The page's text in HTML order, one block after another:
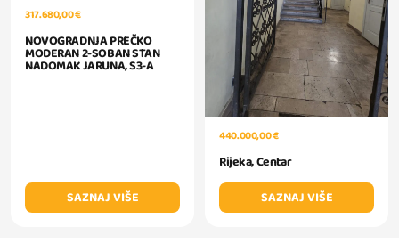
317.680,00 €
NOVOGRADNJA PREČKO
MODERAN 2-SOBAN STAN
NADOMAK JARUNA, S3-A
SAZNAJ VIŠE
440.000,00 €
Rijeka, Centar
SAZNAJ VIŠE